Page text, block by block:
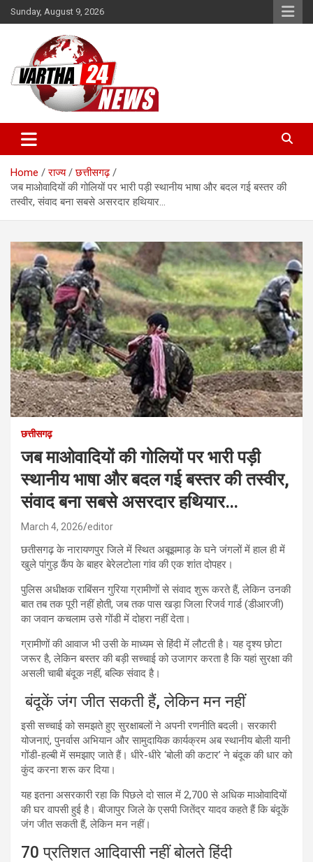
Skip
to
Sunday, August 9, 2026
Vartha 24
Home राज्य
छत्तीसगढ़
जब माओवादियों की गोलियों पर भारी पड़ी स्थानीय भाषा और बदल गई बस्तर की
तस्वीर, संवाद बना सबसे असरदार हथियार…
छत्तीसगढ़
जब माओवादियों की गोलियों पर भारी पड़ी
स्थानीय भाषा और बदल गई बस्तर की तस्वीर,
संवाद बना सबसे असरदार हथियार…
March 4, 2026 editor
छतीसगढ़ के नारायणपुर जिले में स्थित अबूझमाड़ के घने जंगलों में हाल ही में
खुले पांगुड़ कैंप के बाहर बेरेलटोला गांव की एक शांत दोपहर।
पुलिस अधीक्षक राबिंसन गुरिया ग्रामीणों से संवाद शुरू करते हैं, लेकिन उनकी
बात तब तक पूरी नहीं होती, जब तक पास खड़ा जिला रिजर्व गार्ड (डीआरजी)
का जवान कचलाम उसे गोंडी में दोहरा नहीं देता।
ग्रामीणों की आवाज भी उसी के माध्यम से हिंदी में लौटती है। यह दृश्य छोटा
जरूर है, लेकिन बस्तर की बड़ी सच्चाई को उजागर करता है कि यहां सुरक्षा की
असली चाबी बंदूक नहीं, बल्कि संवाद है।
बंदूकें जंग जीत सकती हैं, लेकिन मन नहीं
इसी सच्चाई को समझते हुए सुरक्षाबलों ने अपनी रणनीति बदली। सरकारी
योजनाएं, पुनर्वास अभियान और सामुदायिक कार्यक्रम अब स्थानीय बोली यानी
गोंडी-हल्बी में समझाए जाते हैं। धीरे-धीरे ‘बोली की कटार’ ने बंदूक की धार को
कुंद करना शरू कर दिया।
यह इतना असरकारी रहा कि पिछले दो साल में 2,700 से अधिक माओवादियों
की घर वापसी हुई है। बीजापुर जिले के एसपी जितेंद्र यादव कहते हैं कि बंदूकें
जंग जीत सकती हैं, लेकिन मन नहीं।
70 प्रतिशत आदिवासी नहीं बोलते हिंदी